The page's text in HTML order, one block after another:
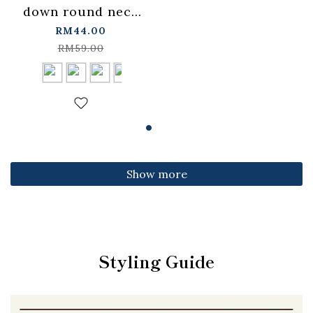
down round neck
fitted top,
available in four
colors【01099501】
in stock+pre-order
RM44.00
RM59.00
Show more
Styling Guide